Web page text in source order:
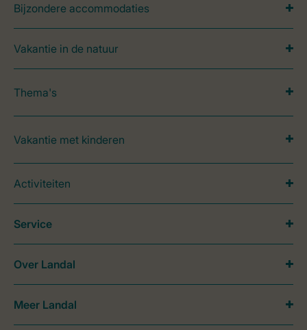
Bijzondere accommodaties
Vakantie in de natuur
Thema's
Vakantie met kinderen
Activiteiten
Service
Over Landal
Meer Landal